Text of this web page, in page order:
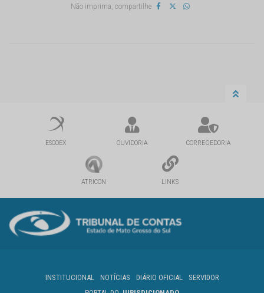
Não imprima, compartilhe
ESCOEX OUVIDORIA CORREGEDORIA
ATRICON LINKS
INSTITUCIONAL NOTÍCIAS DIÁRIO OFICIAL
SERVIDOR